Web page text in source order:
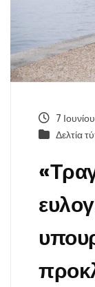
7
Δελτία